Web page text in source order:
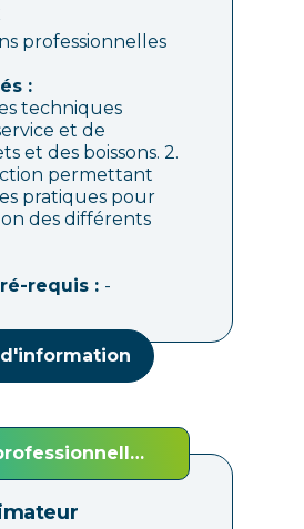
professionnelles
:
techniques
et de
et des boissons. 2.
permettant
pratiques pour
des différents
requis : -
(FPC)